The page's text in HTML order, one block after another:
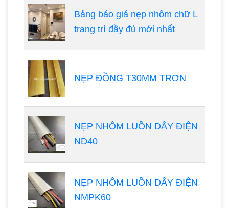
Bảng báo giá nẹp nhôm chữ L
trang trí đầy đủ mới nhất
NẸP ĐỒNG T30MM TRƠN
NẸP NHÔM LUỒN DÂY ĐIỆN
ND40
NẸP NHÔM LUỒN DÂY ĐIỆN
NMPK60